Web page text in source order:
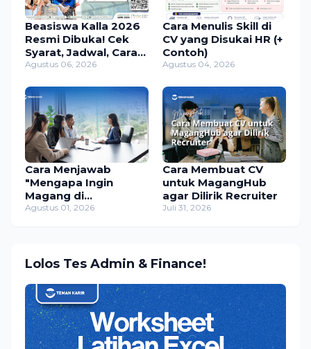
Beasiswa Kalla 2026
Resmi Dibuka! Cek
Syarat, Jadwal, Cara
Daftar, dan
Agustus 06, 2026
Cara Menulis Skill di
CV yang Disukai HR (+
Contoh)
Agustus 04, 2026
Cara Menjawab
"Mengapa Ingin
Magang di
Perusahaan Ini?" (+
Agustus 01, 2026
Cara Membuat CV
untuk MagangHub
agar Dilirik Recruiter
Juli 31, 2026
Lolos Tes Admin & Finance!